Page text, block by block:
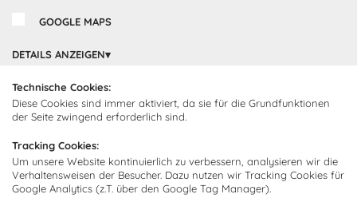
GOOGLE MAPS
DETAILS ANZEIGEN
Technische Cookies:
Diese Cookies sind immer aktiviert, da sie für die Grundfunktionen
der Seite zwingend erforderlich sind.
Tracking Cookies:
Um unsere Website kontinuierlich zu verbessern, analysieren wir die
Verhaltensweisen der Besucher. Dazu nutzen wir Tracking Cookies für
Google Analytics (z.T. über den Google Tag Manager).
Über uns
Impressum
FAQ
Kontakt
Kundendienst
Lieferung
Montage
Newsletter abonnieren